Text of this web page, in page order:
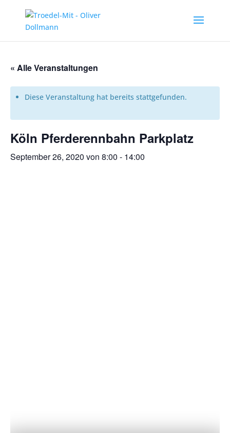
« Alle Veranstaltungen
Diese Veranstaltung hat bereits stattgefunden.
Köln Pferderennbahn Parkplatz
September 26, 2020 von 8:00 - 14:00